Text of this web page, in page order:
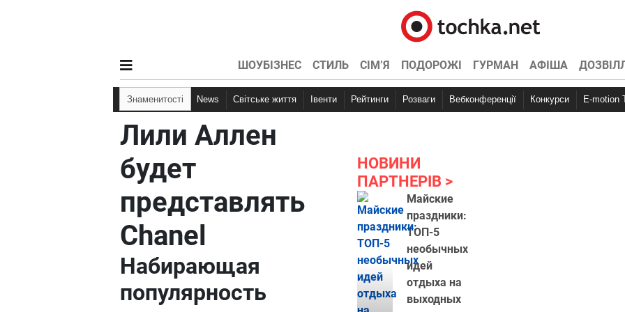
ШОУБІЗНЕС СТИЛЬ СІМ’Я ПОДОРОЖІ ГУРМАН АФІША
Знаменитості News Світське життя Івенти Рейтинги Розваги Вебконференції Конкурси E-motion
Лили Аллен
будет
представлять
Chanel
Набирающая
популярность
НОВИНИ
ПАРТНЕРІВ
Майские
праздники:
ТОП-5
необычных
идей
отдыха на
выходных